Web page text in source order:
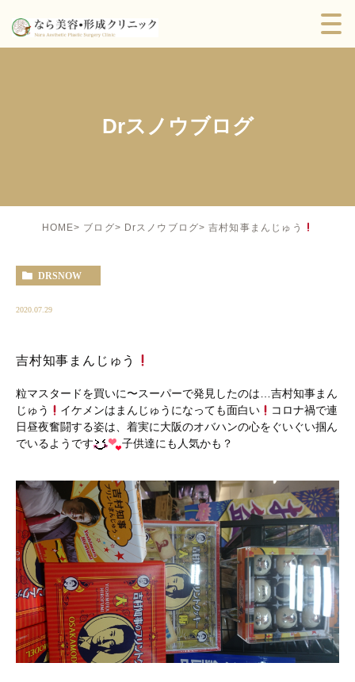
Drスノウブログ
HOME ブログ Drスノウブログ 吉村知事まんじゅう
DRSNOW
2020.07.29
吉村知事まんじゅう
粒マスタードを買いに〜スーパーで発見したのは…吉村知事まん
じゅう
イケメンはまんじゅうになっても面白い
コロナ禍で連
日昼夜奮闘する姿は、着実に大阪のオバハンの心をぐいぐい掴ん
でいるようです
子供達にも人気かも？